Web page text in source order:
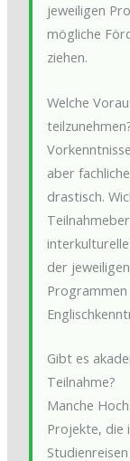
jeweiligen
mögliche
ziehen.
Welche
aber
drastisch.
der
Gibt es
Teilnahme?
Manche
Projekte, die